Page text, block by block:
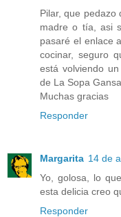
Pilar, que pedazo
madre o tía, asi
pasaré el enlace
cocinar, seguro
está volviendo
de La Sopa
Muchas gracias
Responder
Margarita 14 de
Yo, golosa, lo
esta delicia creo
Responder